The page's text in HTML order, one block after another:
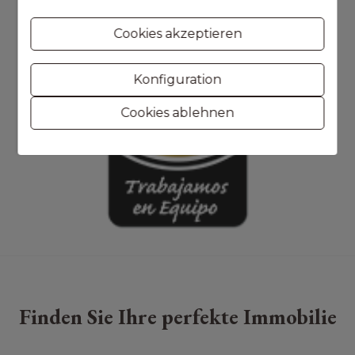
Finden Sie Ihre perfekte Immobilie
Cookies akzeptieren
Konfiguration
Cookies ablehnen